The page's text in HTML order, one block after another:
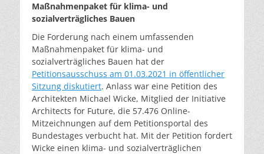
Maßnahmenpaket für klima- und
sozialverträgliches Bauen
Die Forderung nach einem umfassenden
Maßnahmenpaket für klima- und
sozialverträgliches Bauen hat der
Petitionsausschuss am 01.03.2021 in öffentlicher
Sitzung diskutiert. Anlass war eine Petition des
Architekten Michael Wicke, Mitglied der Initiative
Architects for Future, die 57.476 Online-
Mitzeichnungen auf dem Petitionsportal des
Bundestages verbucht hat. Mit der Petition fordert
Wicke einen klima- und sozialverträglichen